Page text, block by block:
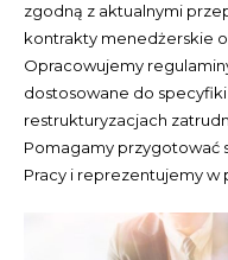
zgodną z aktualnymi
kontrakty menedżerskie
Opracowujemy
dostosowane do
restrukturyzacjach
Pomagamy przygotować
Pracy i reprezentujemy w